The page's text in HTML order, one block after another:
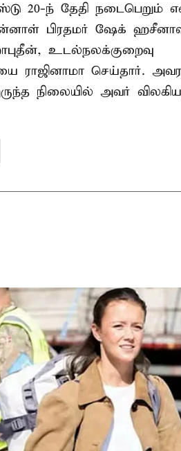
20-ந் தேதி நடைபெறும்
பிரதமர் ஷேக்
உடல்நலக்குறைவு
ராஜினாமா செய்தார்.
நிலையில் அவர்